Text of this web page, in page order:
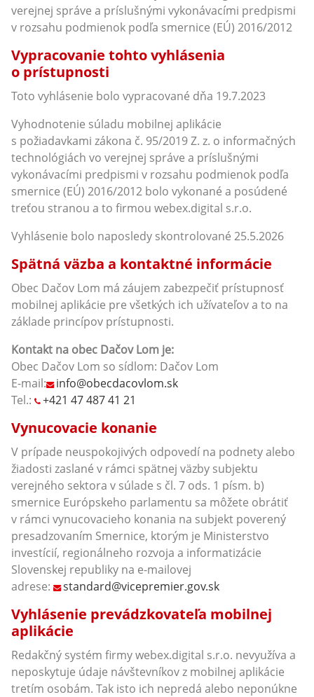
verejnej správe a príslušnými vykonávacími predpismi
v rozsahu podmienok podľa smernice (EÚ) 2016/2012
Vypracovanie tohto vyhlásenia
o prístupnosti
Toto vyhlásenie bolo vypracované dňa 19.7.2023
Vyhodnotenie súladu mobilnej aplikácie
s požiadavkami zákona č. 95/2019 Z. z. o informačných
technológiách vo verejnej správe a príslušnými
vykonávacími predpismi v rozsahu podmienok podľa
smernice (EÚ) 2016/2012 bolo vykonané a posúdené
treťou stranou a to firmou webex.digital s.r.o.
Vyhlásenie bolo naposledy skontrolované 25.5.2026
Spätná väzba a kontaktné informácie
Obec Dačov Lom má záujem zabezpečiť prístupnosť
mobilnej aplikácie pre všetkých ich užívateľov a to na
základe princípov prístupnosti.
Kontakt na obec Dačov Lom je:
Obec Dačov Lom so sídlom: Dačov Lom
E-mail:
info@obecdacovlom.sk
Tel.:
+421 47 487 41 21
Vynucovacie konanie
V prípade neuspokojivých odpovedí na podnety alebo
žiadosti zaslané v rámci spätnej väzby subjektu
verejného sektora v súlade s čl. 7 ods. 1 písm. b)
smernice Európskeho parlamentu sa môžete obrátiť
v rámci vynucovacieho konania na subjekt poverený
presadzovaním Smernice, ktorým je Ministerstvo
investícií, regionálneho rozvoja a informatizácie
Slovenskej republiky na e-mailovej
adrese:
standard@vicepremier.gov.sk
Vyhlásenie prevádzkovateľa mobilnej
aplikácie
Redakčný systém firmy webex.digital s.r.o. nevyužíva a
neposkytuje údaje návštevníkov z mobilnej aplikácie
tretím osobám. Tak isto ich nepredá alebo neponúkne